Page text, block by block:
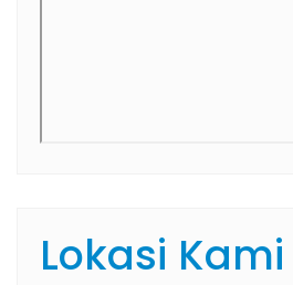
Lokasi Kami